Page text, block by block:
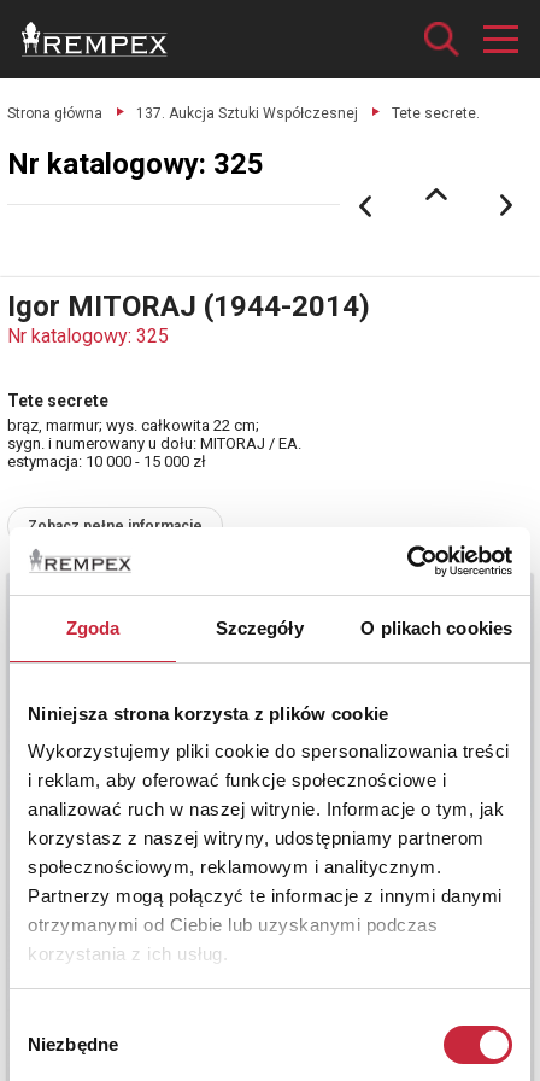
Zgoda Szczegóły O plikach cookies
Niniejsza strona korzysta z plików cookie
Wykorzystujemy pliki cookie do spersonalizowania treści
i reklam, aby oferować funkcje społecznościowe i
analizować ruch w naszej witrynie. Informacje o tym, jak
korzystasz z naszej witryny, udostępniamy partnerom
społecznościowym, reklamowym i analitycznym.
Partnerzy mogą połączyć te informacje z innymi danymi
otrzymanymi od Ciebie lub uzyskanymi podczas
korzystania z ich usług.
zgody
Niezbędne
Strona główna 137. Aukcja Sztuki Współczesnej Tete secrete.
Nr katalogowy: 325
Igor MITORAJ (1944-2014)
Nr katalogowy: 325
Tete secrete
brąz, marmur; wys. całkowita 22 cm;
sygn. i numerowany u dołu: MITORAJ / EA.
estymacja: 10 000 - 15 000 zł
Zobacz pełne informacje